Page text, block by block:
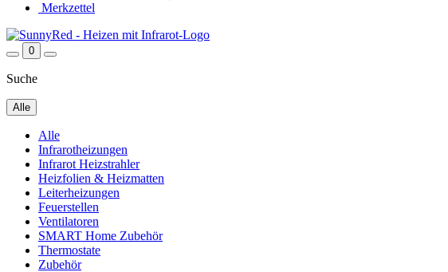
Merkzettel
0
Suche
Alle
Alle
Infrarotheizungen
Infrarot Heizstrahler
Heizfolien & Heizmatten
Leiterheizungen
Feuerstellen
Ventilatoren
SMART Home Zubehör
Thermostate
Zubehör